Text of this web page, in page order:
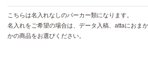
こちらは名入れなしのパーカー類になります。
名入れをご希望の場合は、データ入稿、attaにおま
かの商品をお選びください。